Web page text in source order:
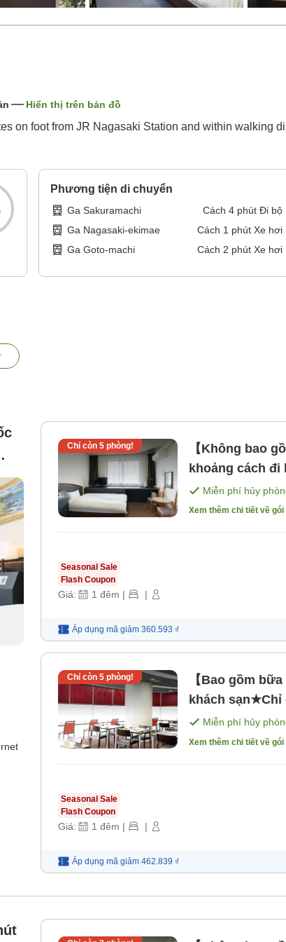
Hiển thị trên bản đồ
on foot from JR Nagasaki Station and within walking
Phương tiện di chuyển
Ga Sakuramachi Cách 4phút Đi bộ
Ga Nagasaki-ekimae
Cách 1 phút Xe hơi
Ga Goto-machi
Cách 2 phút Xe hơi
Chỉ còn 5phòng!
【Không bao
khoảng cách
[Không bao
Miễn phí hủy
Xem thêm chi tiết về gói
Seasonal Sale
Flash Coupon
Giá: 1 đêm | |
Áp dụng mã giảm 360.593 ₫
Chỉ còn 5phòng!
【Bao gồm
khách sạn★Chỉ
sáng]
Miễn phí hủy
Xem thêm chi tiết về gói
Seasonal Sale
Flash Coupon
Giá: 1 đêm | |
Áp dụng mã giảm 462.839 ₫